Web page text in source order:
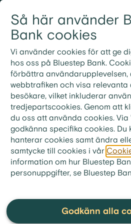
Så här använder
Bank cookies
Vi använder cookies för att ge
hos oss på Bluestep Bank.
förbättra användarupplevelsen,
webbtrafiken och visa
besökare, vilket inkluderar
tredjepartscookies. Genom att
du oss att använda cookies. Via
godkänna specifika cookies. Du
hanterar cookies samt ändra
samtycke till cookies i vår
information om hur Bluestep
personuppgifter, se Bluestep
Godkänn alla
Meny
Vanliga
svar
bluestep.se > Kundservice >
Om Bluestep Bank > Om
Vad är Enity Bank
Enity Bank Group är namnet